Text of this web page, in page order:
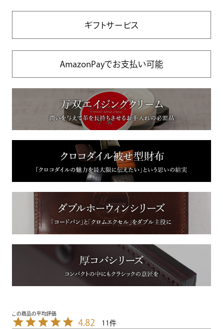
ギフトサービス
AmazonPayでお支払い可能
4.82 11